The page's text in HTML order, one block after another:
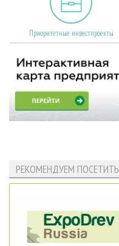
Приоритетные инвестпроекты
РЕКОМЕНДУЕМ ПОСЕТИТЬ